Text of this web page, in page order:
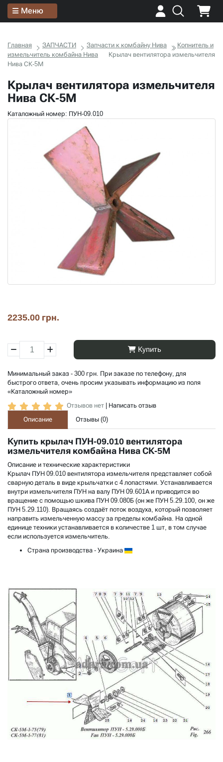
Меню
Главная ЗАПЧАСТИ Запчасти к комбайну Нива
Копнитель и
измельчитель комбайна Нива
Крылач вентилятора измельчителя
Нива СК-5М
Крылач вентилятора измельчителя
Нива СК-5М
Каталожный номер: ПУН-09.010
2235.00 грн.
Купить
Минимальный заказ - 300 грн. При заказе по телефону, для
быстрого ответа, очень просим указывать информацию из поля
«Каталожный номер»
Отзывов нет
Написать отзыв
Описание
Отзывы (0)
Купить крылач ПУН-09.010 вентилятора
измельчителя комбайна Нива СК-5М
Описание и технические характеристики
Крылач ПУН 09.010 вентилятора измельчителя представляет собой
сварную деталь в виде крыльчатки с 4 лопастями. Устанавливается
внутри измельчителя ПУН на валу ПУН 09.601А и приводится во
вращение с помощью шкива ПУН 09.080Б (он же ПУН 5.29.100, он же
ПУН 5.29.110). Вращаясь создаёт поток воздуха, который позволяет
направить измельченную массу за пределы комбайна. На одной
единице техники устанавливается в количестве 1 шт, в том случае
если используется измельчитель.
Страна производства - Украина